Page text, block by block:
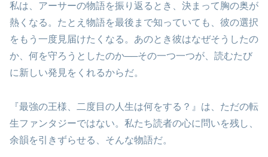
私は、アーサーの物語を振り返るとき、決まって胸の奥が
熱くなる。たとえ物語を最後まで知っていても、彼の選択
をもう一度見届けたくなる。あのとき彼はなぜそうしたの
か、何を守ろうとしたのか──その一つ一つが、読むたび
に新しい発見をくれるからだ。
『最強の王様、二度目の人生は何をする？』は、ただの転
生ファンタジーではない。私たち読者の心に問いを残し、
余韻を引きずらせる、そんな物語だ。